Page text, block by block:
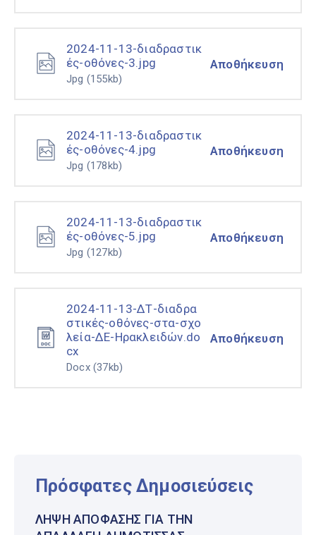
2024-11-13-διαδραστικ
ές-οθόνες-3.jpg
Jpg (155kb)
Αποθήκευση
2024-11-13-διαδραστικ
ές-οθόνες-4.jpg
Jpg (178kb)
Αποθήκευση
2024-11-13-διαδραστικ
ές-οθόνες-5.jpg
Jpg (127kb)
Αποθήκευση
2024-11-13-ΔΤ-διαδρα
στικές-οθόνες-στα-σχο
λεία-ΔΕ-Ηρακλειδών.do
cx
Docx (37kb)
Αποθήκευση
Πρόσφατες Δημοσιεύσεις
ΛΉΨΗ ΑΠΌΦΑΣΗΣ ΓΙΑ ΤΗΝ